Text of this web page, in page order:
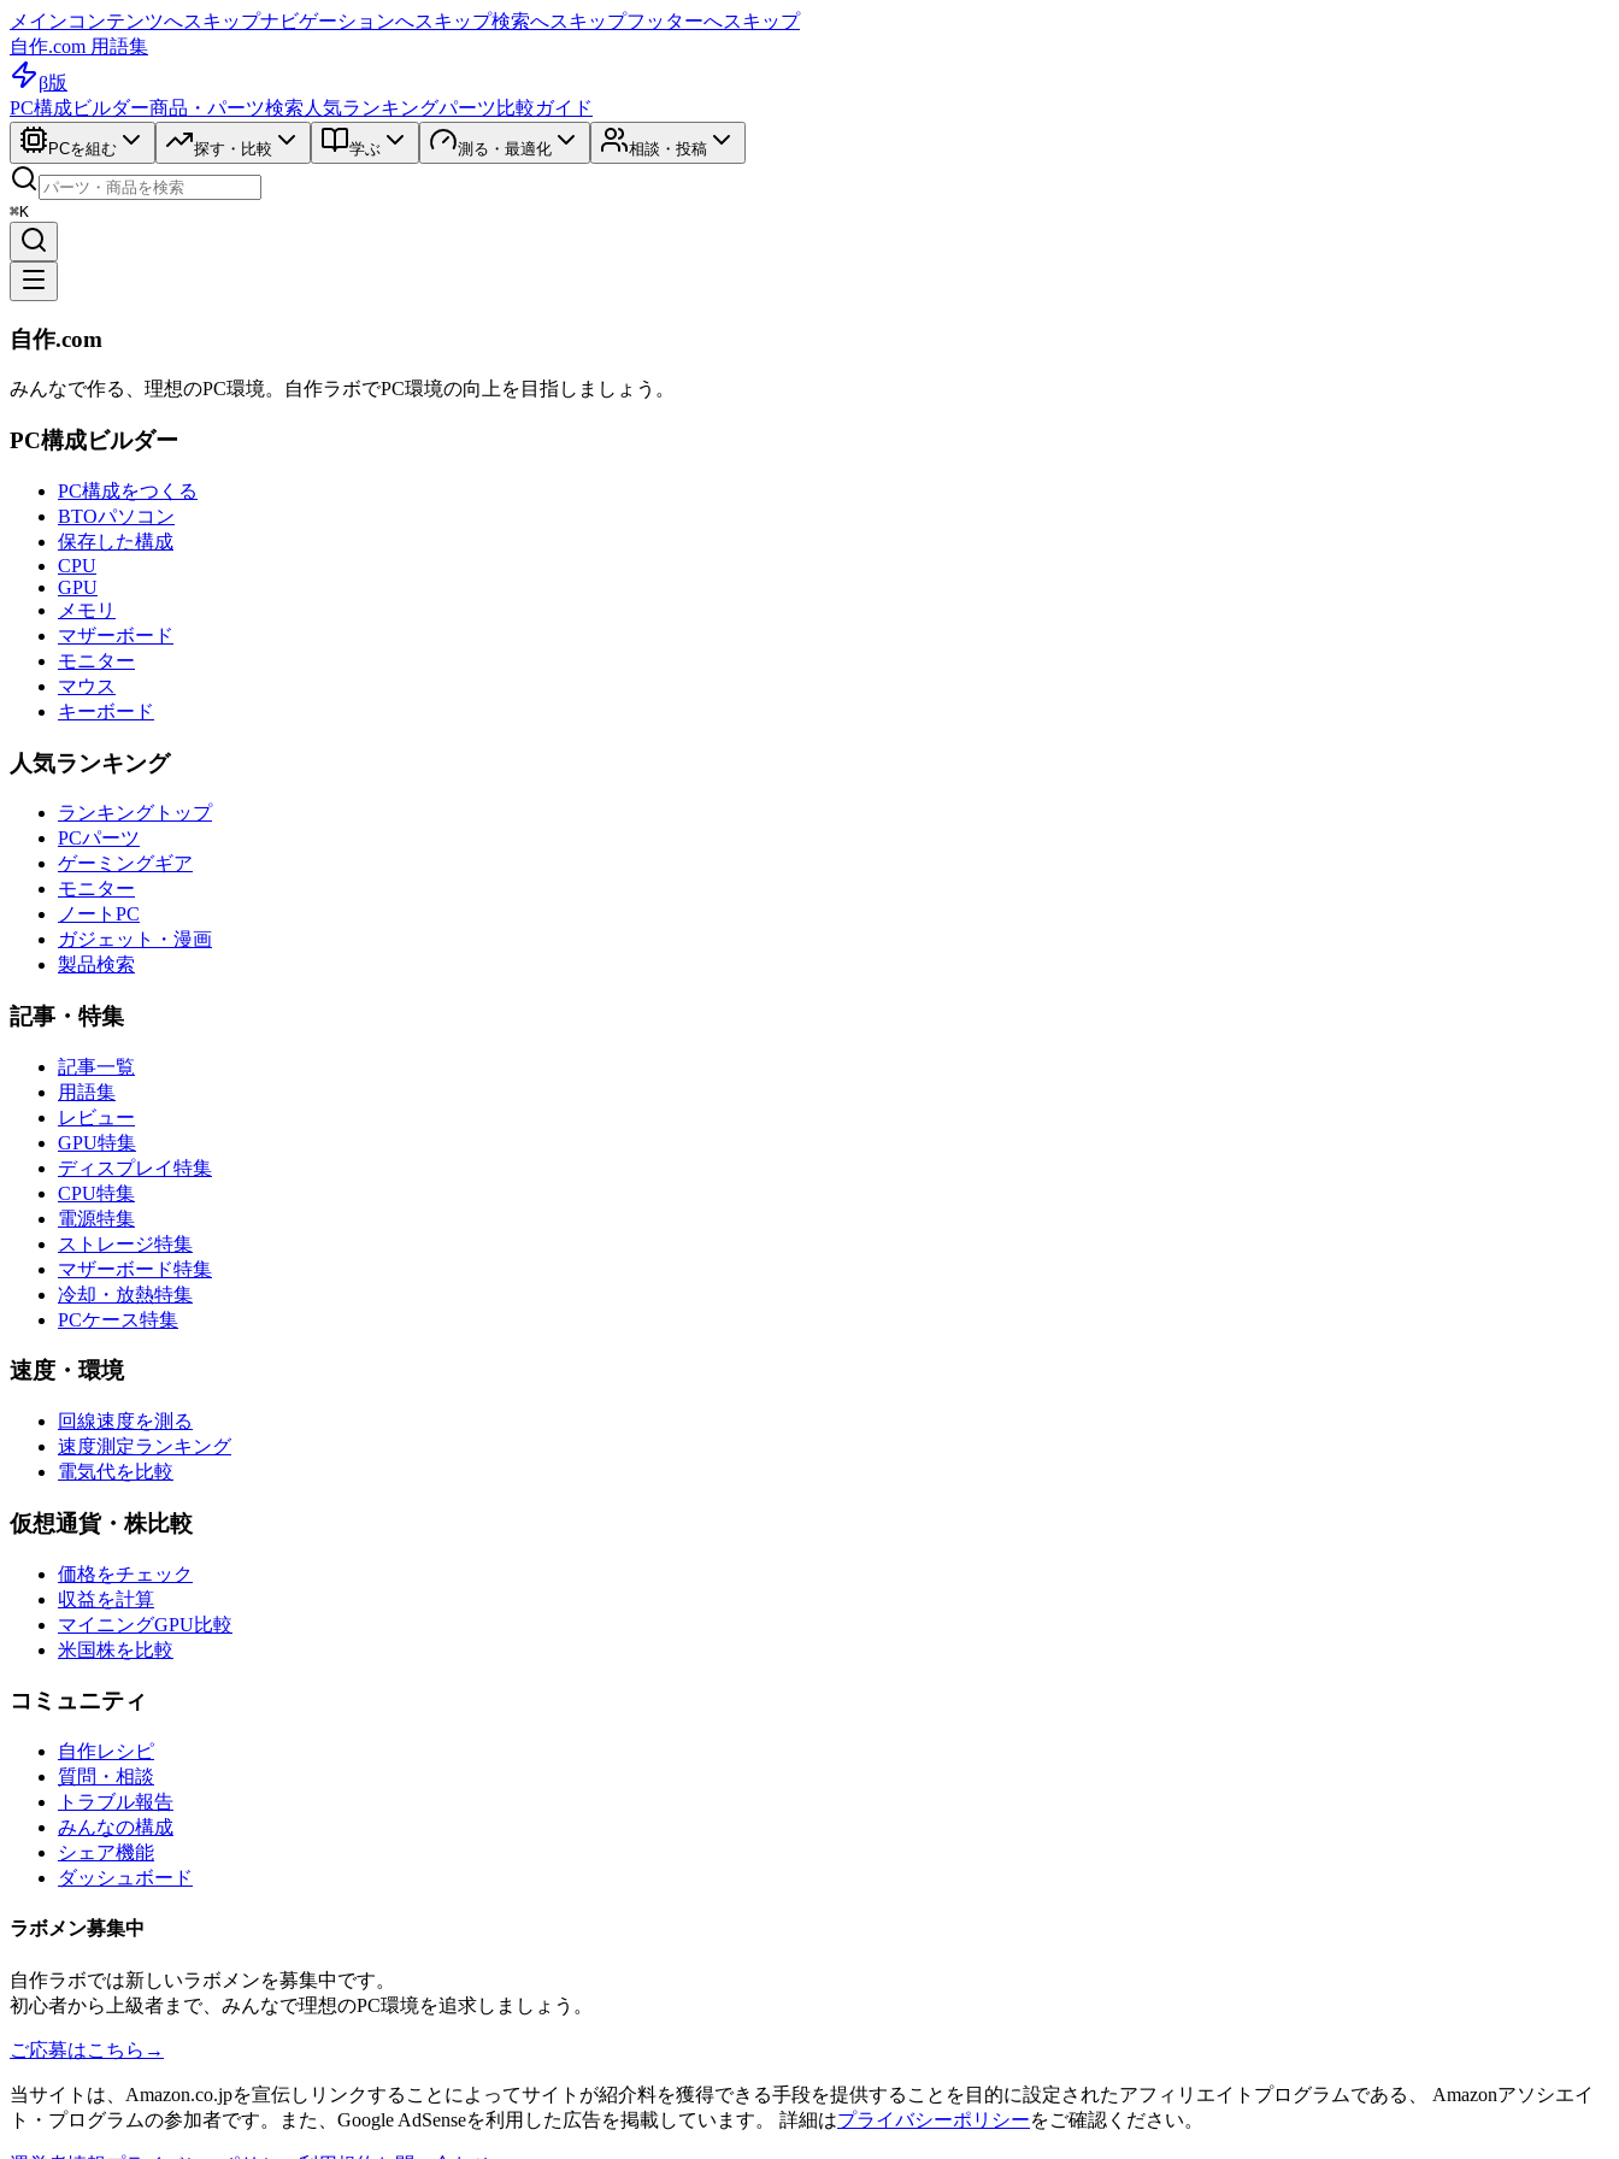
メインコンテンツへスキップナビゲーションへスキップ検索へスキップフッターへスキップ
自作.com 用語集
β版
PC構成ビルダー商品・パーツ検索 人気ランキングパーツ比較ガイド
PCを組む 探す・比較 学ぶ 測る・最適化 相談・投稿
⌘K
自作.com
みんなで作る、理想のPC環境。 自作ラボでPC環境の向上を目指しましょう。
PC構成ビルダー
PC構成をつくる
BTOパソコン
保存した構成
CPU
GPU
メモリ
マザーボード
モニター
マウス
キーボード
人気ランキング
ランキングトップ
PCパーツ
ゲーミングギア
モニター
ノートPC
ガジェット・漫画
製品検索
記事・特集
記事一覧
用語集
レビュー
GPU特集
ディスプレイ特集
CPU特集
電源特集
ストレージ特集
マザーボード特集
冷却・放熱特集
PCケース特集
速度・環境
回線速度を測る
速度測定ランキング
電気代を比較
仮想通貨・株比較
価格をチェック
収益を計算
マイニングGPU比較
米国株を比較
コミュニティ
自作レシピ
質問・相談
トラブル報告
みんなの構成
シェア機能
ダッシュボード
ラボメン募集中
自作ラボでは新しいラボメンを募集中です。
初心者から上級者まで、みんなで理想のPC環境を追求しましょう。
ご応募はこちら →
当サイトは、Amazon.co.jpを宣伝しリンクすることによってサイトが紹介料を獲得できる手段を提供することを目的に設定されたアフィリエイトプログラムである、 Amazonアソシエイ
ト・プログラムの参加者です。また、Google AdSenseを利用した広告を掲載しています。 詳細はプライバシーポリシーをご確認ください。